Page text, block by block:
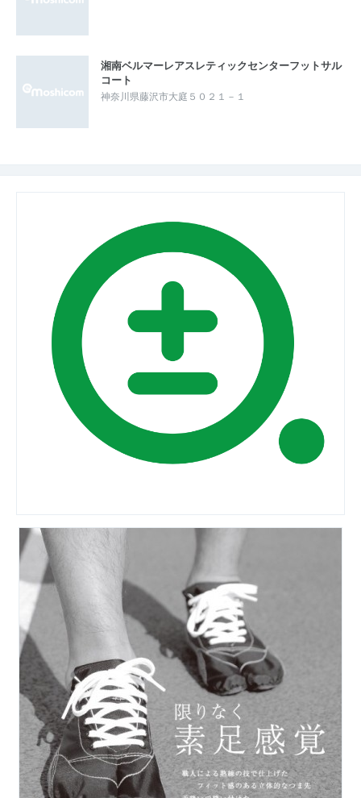
湘南ベルマーレアスレティックセンターフットサル
コート
神奈川県藤沢市大庭５０２１－１